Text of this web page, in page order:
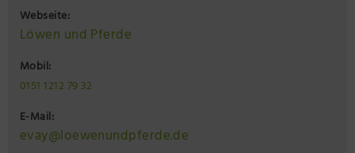
Webseite:
Löwen und Pferde
Mobil:
0151 1212 79 32
E-Mail:
evay@loewenundpferde.de